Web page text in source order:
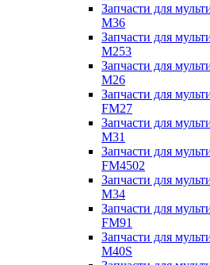
Запчасти для
M36
Запчасти для
M253
Запчасти для
M26
Запчасти для
FM27
Запчасти для
M31
Запчасти для
FM4502
Запчасти для
M34
Запчасти для
FM91
Запчасти для
M40S